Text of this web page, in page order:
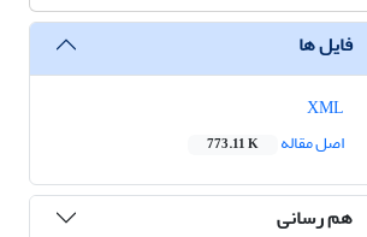
فایل ها
اصل مقاله
773.11 K
هم رسانی